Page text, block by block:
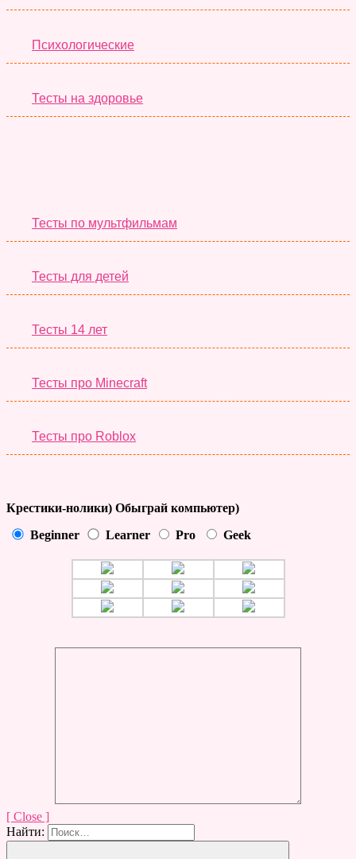
Психологические
Тесты на здоровье
Тесты по мультфильмам
Тесты для детей
Тесты 14 лет
Тесты про Minecraft
Тесты про Roblox
Крестики-нолики) Обыграй компьютер)
Beginner Learner Pro Geek
[ Close ]
Найти: